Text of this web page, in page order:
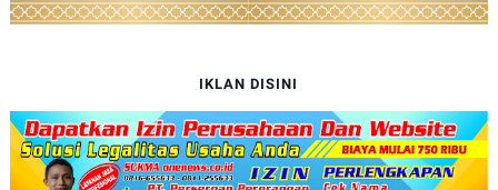
IKLAN DISINI